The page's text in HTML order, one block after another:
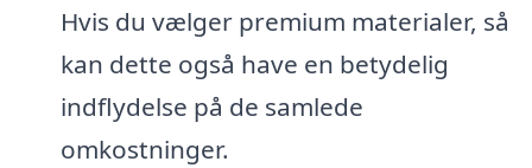
Hvis du vælger premium materialer, så
kan dette også have en betydelig
indflydelse på de samlede
omkostninger.